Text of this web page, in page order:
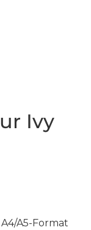
Ivy
A5-Format